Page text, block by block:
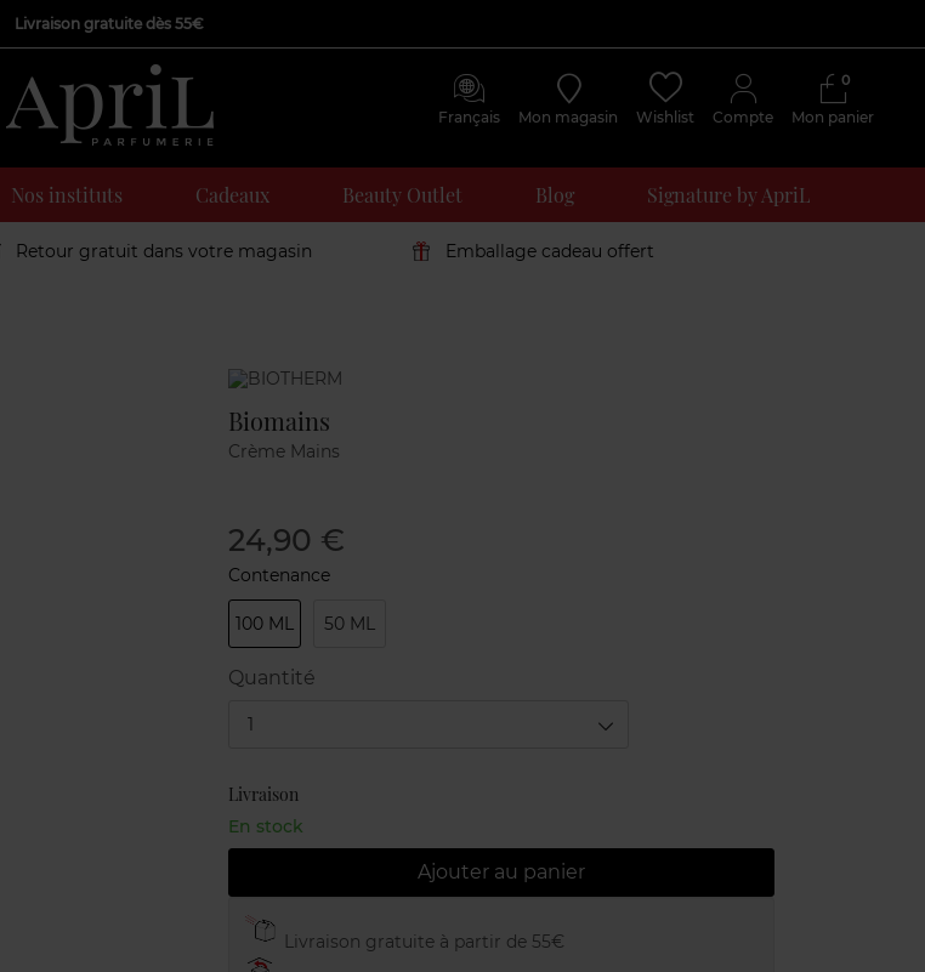
Livraison gratuite dès 55€
Français Mon magasin Wishlist Compte Mon panier
0
Nos instituts Cadeaux Beauty Outlet Blog Signature by ApriL
Retour gratuit dans votre magasin Emballage cadeau offert
Marque
Biomains
Crème Mains
24,90 €
Contenance
100 ML 50 ML
Quantité
1
Livraison
En stock
Ajouter au panier
Livraison gratuite à partir de 55€